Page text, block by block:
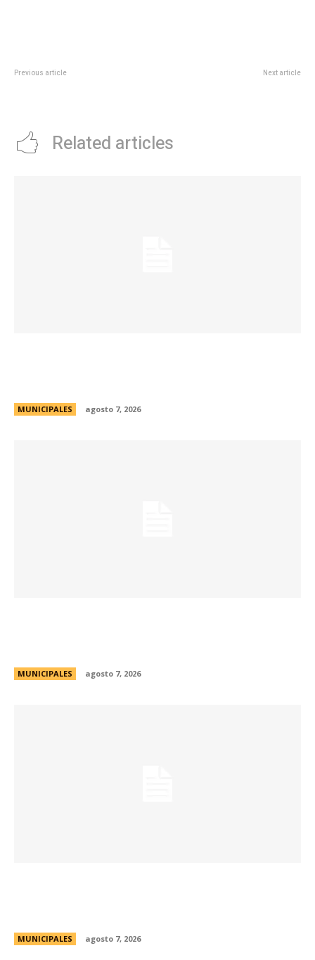
Previous article Next article
Related articles
MUNICIPALES agosto 7, 2026
MUNICIPALES agosto 7, 2026
MUNICIPALES agosto 7, 2026